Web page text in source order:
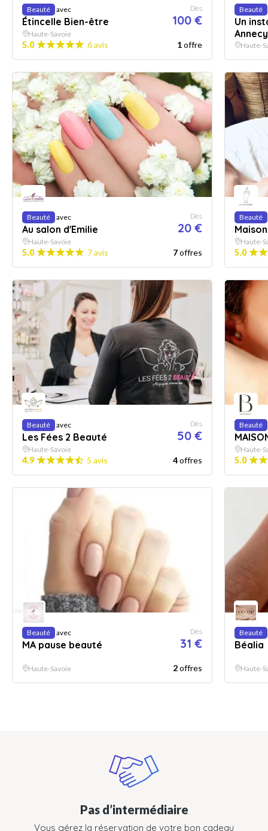
Beauté avec
Étincelle Bien-être
Dès
100 €
Haute-Savoie
5.0 6 avis 1offre
Beauté
Un
Annecy
Haute-
Beauté avec
Au salon d'Emilie
Dès
20 €
Haute-Savoie
5.0 7 avis 7offres
Beauté
Haute-
5.0
Beauté avec
Les Fées 2 Beauté
Dès
50 €
Haute-Savoie
4.9 5 avis 4offres
Beauté
Haute-
5.0
Beauté avec
MA pause beauté
Dès
31 €
Haute-Savoie 2offres
Beauté
Béalia
Haute-
Pas d’intermédiaire
Vous gérez la réservation de votre bon cadeau